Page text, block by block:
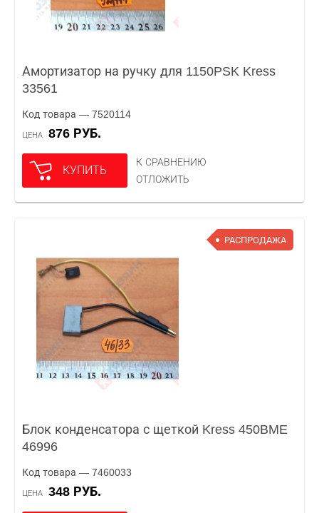
Амортизатор на ручку для 1150PSK Kress
33561
Код товара — 7520114
ЦЕНА 876 РУБ.
КУПИТЬ
К СРАВНЕНИЮ
ОТЛОЖИТЬ
РАСПРОДАЖА
Блок конденсатора с щеткой Kress 450BME
46996
Код товара — 7460033
ЦЕНА 348 РУБ.